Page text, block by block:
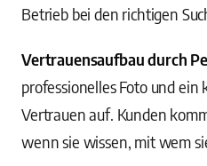
Betrieb bei den richtigen
Vertrauensaufbau durch
professionelles Foto und ein
Vertrauen auf. Kunden
wenn sie wissen, mit wem